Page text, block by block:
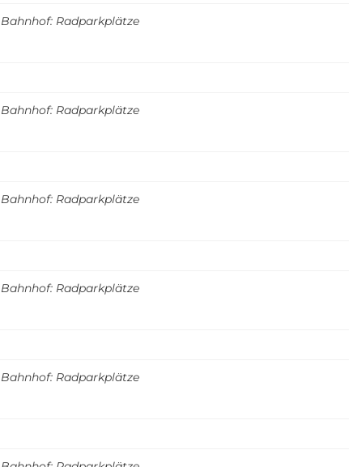
Radparkplätze
Radparkplätze
Radparkplätze
Radparkplätze
Radparkplätze